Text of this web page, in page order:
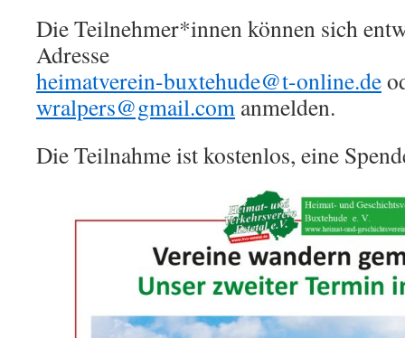
Die Teilnehmer*innen können sich
Adresse
heimatverein-buxtehude@t-online.de
wralpers@gmail.com anmelden.
Die Teilnahme ist kostenlos, eine